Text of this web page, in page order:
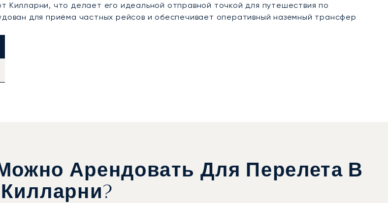
Килларни, что делает его идеальной отправной точкой для путешествия по
для приёма частных рейсов и обеспечивает оперативный наземный трансфер
Арендовать Для Перелета В
Килларни?